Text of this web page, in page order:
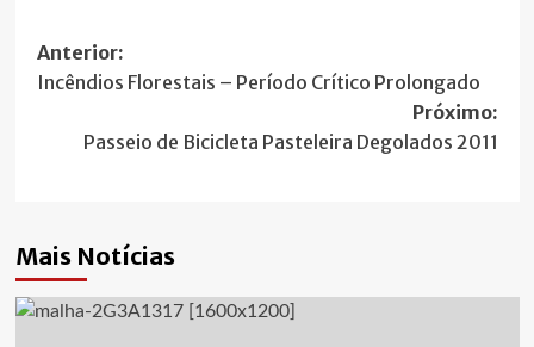
Navegação
de
artigos
Anterior:
Incêndios Florestais – Período Crítico Prolongado
Próximo:
Passeio de Bicicleta Pasteleira Degolados 2011
Mais Notícias